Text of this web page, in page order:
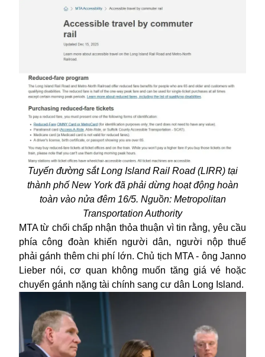
Tuyến đường sắt Long Island Rail Road (LIRR) tại
thành phố New York đã phải dừng hoạt động hoàn
toàn vào nửa đêm 16/5. Nguồn: Metropolitan
Transportation Authority
MTA từ chối chấp nhận thỏa thuận vì tin rằng, yêu cầu
phía công đoàn khiến người dân, người nộp thuế
phải gánh thêm chi phí lớn. Chủ tịch MTA - ông Janno
Lieber nói, cơ quan không muốn tăng giá vé hoặc
chuyển gánh nặng tài chính sang cư dân Long Island.